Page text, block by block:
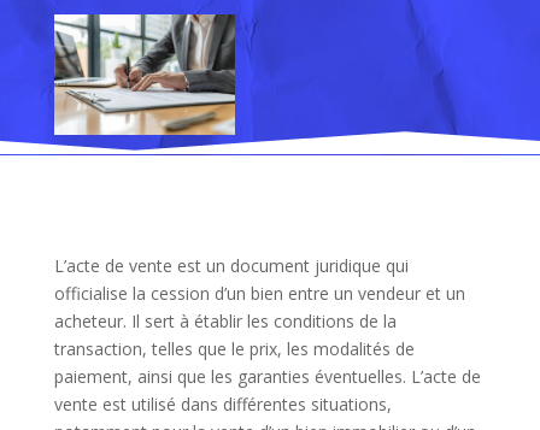
L’acte de vente est un document juridique qui
officialise la cession d’un bien entre un vendeur et un
acheteur. Il sert à établir les conditions de la
transaction, telles que le prix, les modalités de
paiement, ainsi que les garanties éventuelles. L’acte de
vente est utilisé dans différentes situations,